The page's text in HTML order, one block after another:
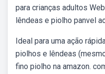
para crianças adultos
lêndeas e piolho panvel
Ideal para uma ação
piolhos e lêndeas
fino piolho na amazon.